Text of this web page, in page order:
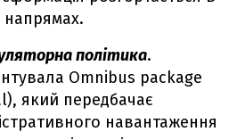
напрямах.
політика.
Omnibus package
який передбачає
навантаження